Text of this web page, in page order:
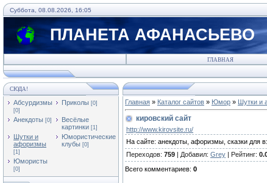
Суббота, 08.08.2026, 16:05
ПЛАНЕТА АФАНАСЬЕВО
ГЛАВНАЯ
СЮДА!
Абсурдизмы
[0]
Приколы [0]
Анекдоты [0]
Весёлые
картинки [1]
Шутки и
афоризмы
[1]
Юмористические
клубы [0]
Юмористы
[0]
Главная » Каталог сайтов » Юмор » Шутки и
кировский сайт
http://www.kirovsite.ru/
На сайте: анекдоты, афоризмы, сказки для
Переходов: 759 | Добавил: Grey | Рейтинг:
Всего комментариев: 0